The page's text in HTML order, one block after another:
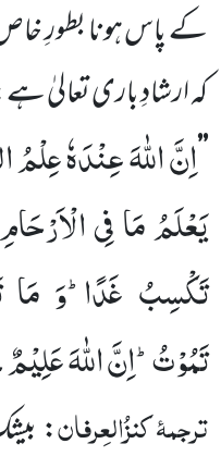
کے پاس ہونا بطورِ
کہ ارشادِ باری تعالیٰ
’’اِنَّ اللّٰهَ عِنْدَهٗ
یَعْلَمُ مَا فِی
تَكْسِبُ غَدًاؕ-وَ
تَمُوْتُؕ-اِنَّ اللّٰهَ
ترجمۂکنزُالعِرفان: